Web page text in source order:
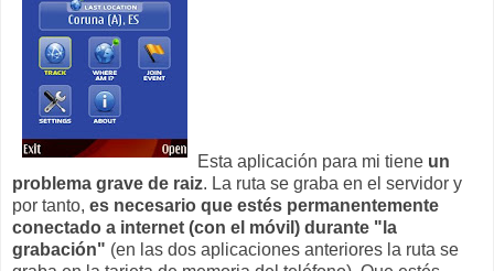
Esta aplicación para mi tiene un
problema grave de raiz. La ruta se graba en el servidor y
por tanto, es necesario que estés permanentemente
conectado a internet (con el móvil) durante "la
grabación" (en las dos aplicaciones anteriores la ruta se